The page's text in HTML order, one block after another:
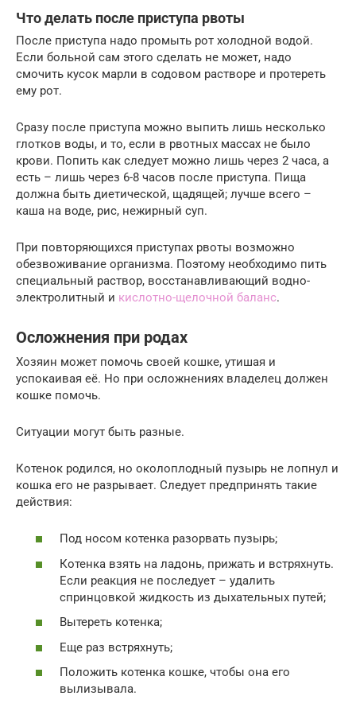
Что делать после приступа рвоты
После приступа надо промыть рот холодной водой.
Если больной сам этого сделать не может, надо
смочить кусок марли в содовом растворе и протереть
ему рот.
Сразу после приступа можно выпить лишь несколько
глотков воды, и то, если в рвотных массах не было
крови. Попить как следует можно лишь через 2 часа, а
есть – лишь через 6-8 часов после приступа. Пища
должна быть диетической, щадящей; лучше всего –
каша на воде, рис, нежирный суп.
При повторяющихся приступах рвоты возможно
обезвоживание организма. Поэтому необходимо пить
специальный раствор, восстанавливающий водно-
электролитный и кислотно-щелочной баланс.
Осложнения при родах
Хозяин может помочь своей кошке, утишая и
успокаивая её. Но при осложнениях владелец должен
кошке помочь.
Ситуации могут быть разные.
Котенок родился, но околоплодный пузырь не лопнул и
кошка его не разрывает. Следует предпринять такие
действия:
Под носом котенка разорвать пузырь;
Котенка взять на ладонь, прижать и встряхнуть.
Если реакция не последует – удалить
спринцовкой жидкость из дыхательных путей;
Вытереть котенка;
Еще раз встряхнуть;
Положить котенка кошке, чтобы она его
вылизывала.